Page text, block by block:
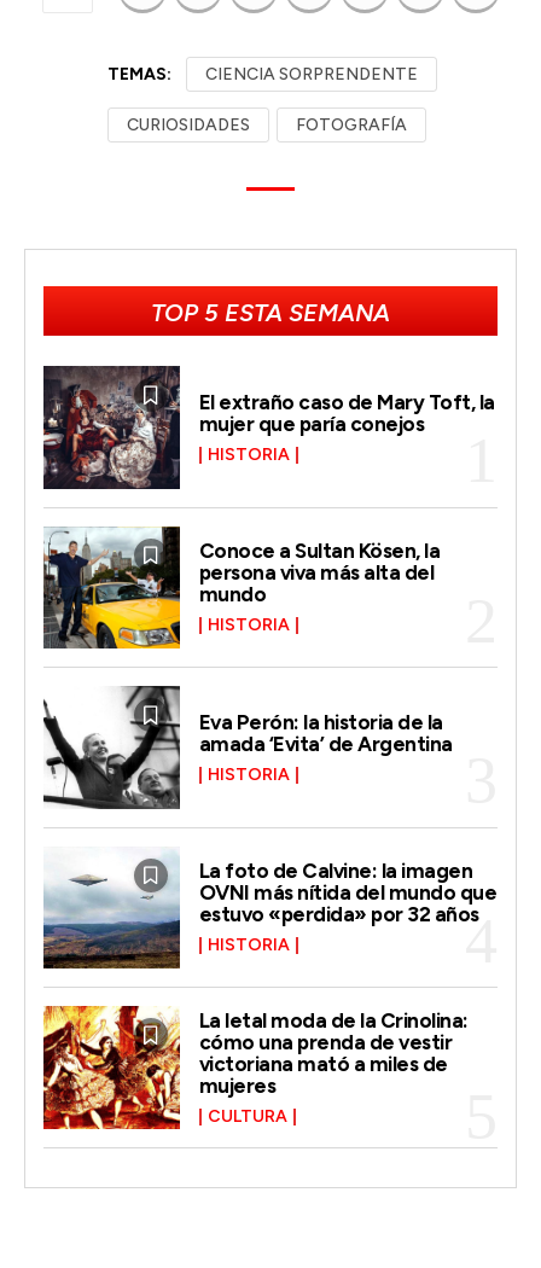
TEMAS: CIENCIA SORPRENDENTE
CURIOSIDADES FOTOGRAFÍA
TOP 5 ESTA SEMANA
El extraño caso de Mary Toft, la
mujer que paría conejos
HISTORIA
Conoce a Sultan Kösen, la
persona viva más alta del
mundo
HISTORIA
Eva Perón: la historia de la
amada ‘Evita’ de Argentina
HISTORIA
La foto de Calvine: la imagen
OVNI más nítida del mundo que
estuvo «perdida» por 32 años
HISTORIA
La letal moda de la Crinolina:
cómo una prenda de vestir
victoriana mató a miles de
mujeres
CULTURA